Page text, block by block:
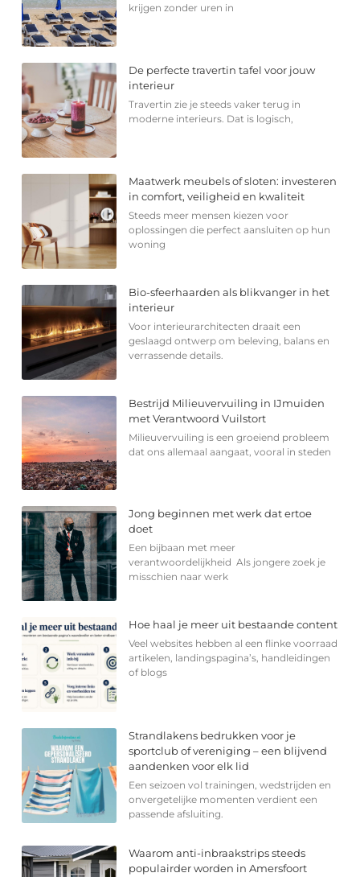
krijgen zonder uren in
De perfecte travertin tafel voor jouw
interieur
Travertin zie je steeds vaker terug in
moderne interieurs. Dat is logisch,
Maatwerk meubels of sloten: investeren
in comfort, veiligheid en kwaliteit
Steeds meer mensen kiezen voor
oplossingen die perfect aansluiten op hun
woning
Bio-sfeerhaarden als blikvanger in het
interieur
Voor interieurarchitecten draait een
geslaagd ontwerp om beleving, balans en
verrassende details.
Bestrijd Milieuvervuiling in IJmuiden
met Verantwoord Vuilstort
Milieuvervuiling is een groeiend probleem
dat ons allemaal aangaat, vooral in steden
Jong beginnen met werk dat ertoe
doet
Een bijbaan met meer
verantwoordelijkheid Als jongere zoek je
misschien naar werk
Hoe haal je meer uit bestaande content
Veel websites hebben al een flinke voorraad
artikelen, landingspagina’s, handleidingen
of blogs
Strandlakens bedrukken voor je
sportclub of vereniging – een blijvend
aandenken voor elk lid
Een seizoen vol trainingen, wedstrijden en
onvergetelijke momenten verdient een
passende afsluiting.
Waarom anti-inbraakstrips steeds
populairder worden in Amersfoort